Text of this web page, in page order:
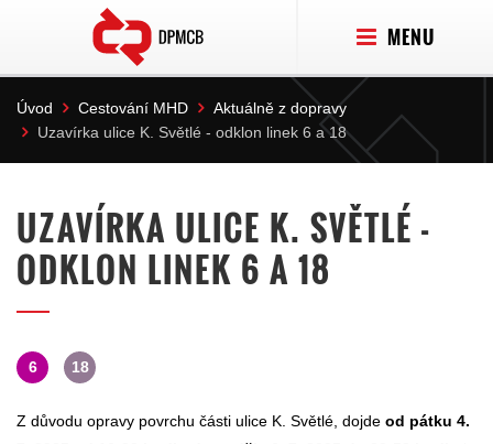
MENU
Úvod Cestování MHD
Aktuálně z dopravy
Uzavírka ulice K. Světlé - odklon linek 6 a 18
UZAVÍRKA ULICE K. SVĚTLÉ -
ODKLON LINEK 6 A 18
6 18
Z důvodu opravy povrchu části ulice K. Světlé, dojde od pátku 4.